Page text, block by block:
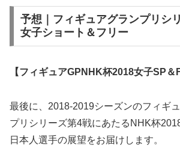
予想｜フィギュアグランプリシ
女子ショート＆フリー
【フィギュアGPNHK杯2018女子SP＆
最後に、2018-2019シーズンのフィギ
プリシリーズ第4戦にあたるNHK杯
日本人選手の展望をお届けします。